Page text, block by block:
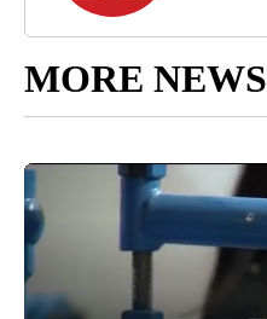
MORE NEWS